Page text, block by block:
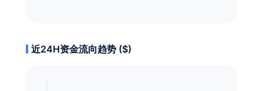
近24H资金流向趋势 ($)